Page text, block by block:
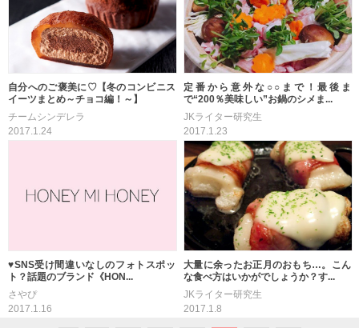
自分へのご褒美に♡【冬のコンビニス
イーツまとめ～チョコ編！～】
チームシンデレラ
2017.1.24
定番から意外な○○まで！最後ま
で“200％美味しい”お鍋のシメま...
JKライター研究生
2017.1.23
♥︎SNS受け間違いなしのフォトスポッ
ト？話題のブランド《HON...
さやぴ
2017.1.16
大量に余ったお正月のおもち…。こん
な食べ方はいかがでしょうか？す...
JKライター研究生
2017.1.8